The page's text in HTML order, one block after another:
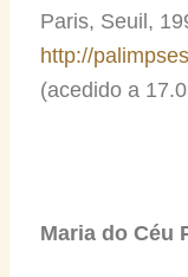
Paris, Seuil,
http://
(acedido a
Maria do Céu